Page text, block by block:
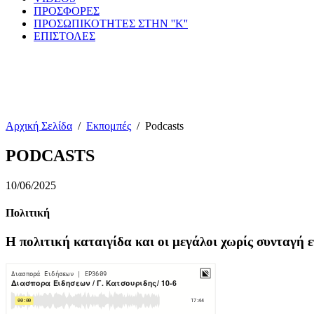
ΠΡΟΣΦΟΡΕΣ
ΠΡΟΣΩΠΙΚΟΤΗΤΕΣ ΣΤΗΝ ''Κ''
ΕΠΙΣΤΟΛΕΣ
Αρχική Σελίδα / Εκπομπές / Podcasts
PODCASTS
10/06/2025
Πολιτική
Η πολιτική καταιγίδα και οι μεγάλοι χωρίς συνταγή